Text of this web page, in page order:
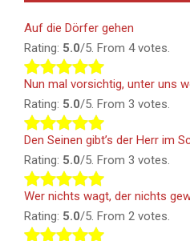
Auf die Dörfer gehen
Rating: 5.0/5. From 4 votes.
Nun mal vorsichtig, unter uns
Rating: 5.0/5. From 3 votes.
Den Seinen gibt’s der Herr im
Rating: 5.0/5. From 3 votes.
Wer nichts wagt, der nichts
Rating: 5.0/5. From 2 votes.